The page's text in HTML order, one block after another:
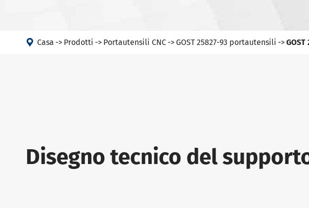
 Casa Prodotti Portautensili CNC GOST 25827-93 portautensili
Disegno tecnico del